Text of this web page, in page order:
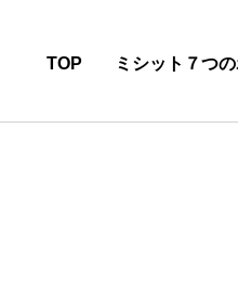
TOP ミシット７つ